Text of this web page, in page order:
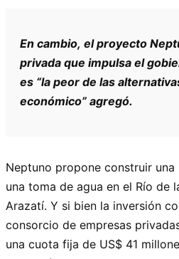
En cambio, el proyecto
privada que impulsa el
es “la peor de las
económico” agregó.
Neptuno propone construir
una toma de agua en el Río de
Arazatí. Y si bien la inversión
consorcio de empresas
una cuota fija de US$ 41